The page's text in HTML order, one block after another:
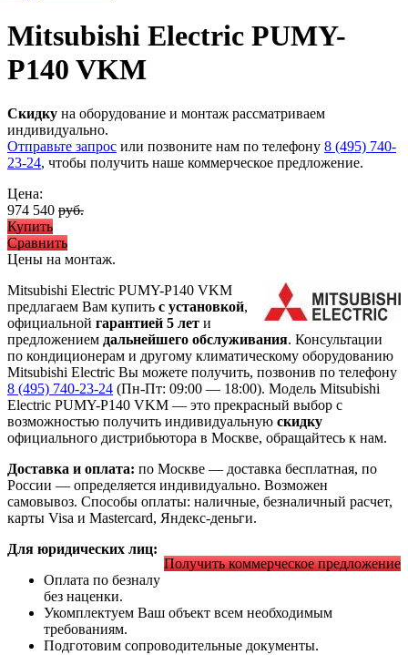
Mitsubishi Electric PUMY-
P140 VKM
Скидку на оборудование и монтаж рассматриваем
индивидуально.
Отправьте запрос или позвоните нам по телефону 8 (495) 740-
23-24, чтобы получить наше коммерческое предложение.
Цена:
974 540 руб.
Купить
Сравнить
Цены на монтаж.
Mitsubishi Electric PUMY-P140 VKM
предлагаем Вам купить с установкой,
официальной гарантией 5 лет и
предложением дальнейшего обслуживания. Консультации
по кондиционерам и другому климатическому оборудованию
Mitsubishi Electric Вы можете получить, позвонив по телефону
8 (495) 740-23-24 (Пн-Пт: 09:00 — 18:00). Модель Mitsubishi
Electric PUMY-P140 VKM — это прекрасный выбор с
возможностью получить индивидуальную скидку
официального дистрибьютора в Москве, обращайтесь к нам.
Доставка и оплата: по Москве — доставка бесплатная, по
России — определяется индивидуально. Возможен
самовывоз. Способы оплаты: наличные, безналичный расчет,
карты Visa и Mastercard, Яндекс-деньги.
Получить коммерческое предложение
Для юридических лиц:
Оплата по безналу
без наценки.
Укомплектуем Ваш объект всем необходимым
требованиям.
Подготовим сопроводительные документы.